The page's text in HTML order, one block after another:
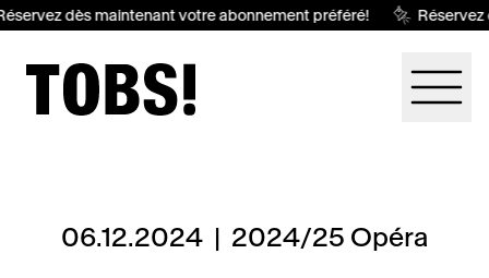
dès maintenant votre abonnement préféré! Réservez
06.12.2024 | 2024/25 Opéra